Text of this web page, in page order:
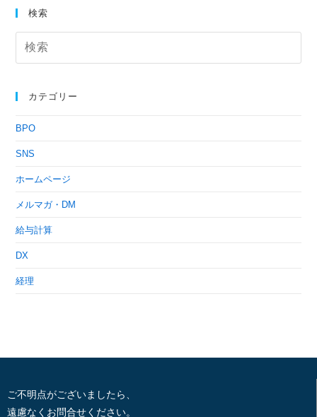
検索
カテゴリー
BPO
SNS
ホームページ
メルマガ・DM
給与計算
DX
経理
ご不明点がございましたら、
遠慮なくお問合せください。